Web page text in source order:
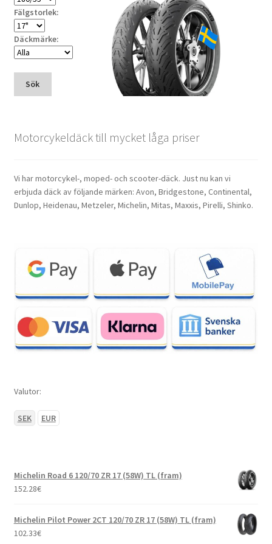
Fälgstorlek:
Däckmärke:
Sök
Motorcykeldäck till mycket låga priser
Vi har motorcykel-, moped- och scooter-däck. Just nu kan vi
erbjuda däck av följande märken: Avon, Bridgestone, Continental,
Dunlop, Heidenau, Metzeler, Michelin, Mitas, Maxxis, Pirelli, Shinko.
Valutor:
SEK EUR
Michelin Road 6 120/70 ZR 17 (58W) TL (fram)
152.28€
Michelin Pilot Power 2CT 120/70 ZR 17 (58W) TL (fram)
102.33€